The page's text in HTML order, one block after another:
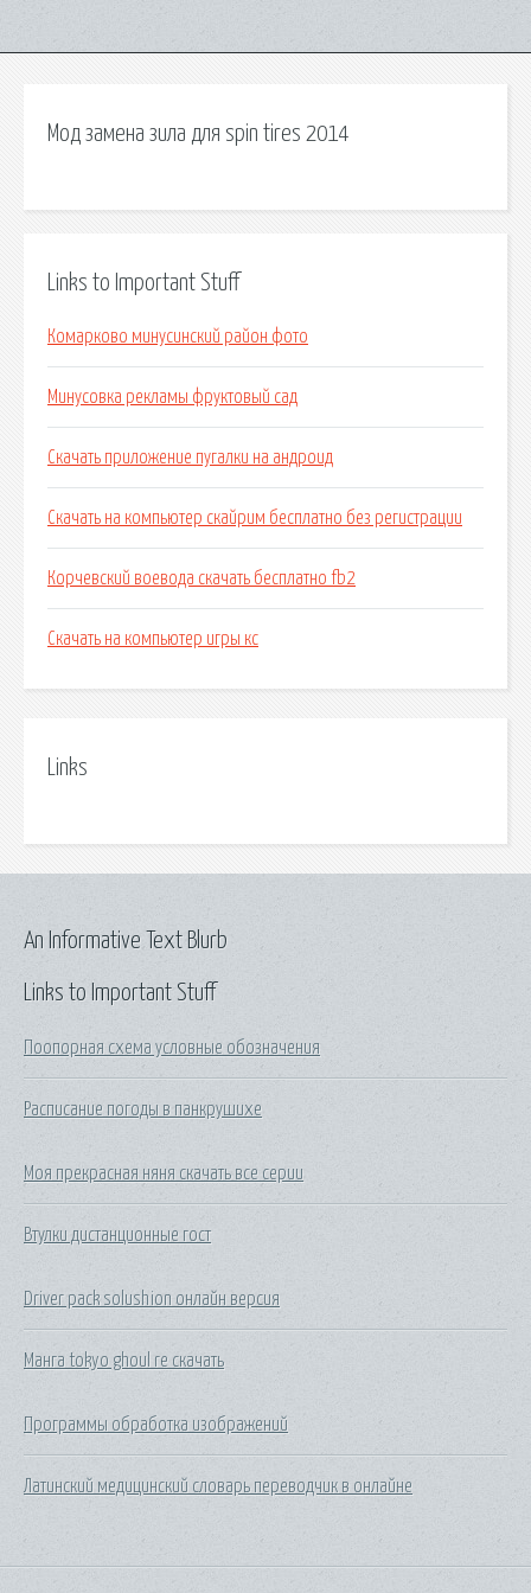
Мод замена зила для spin tires 2014
Links to Important Stuff
Комарково минусинский район фото
Минусовка рекламы фруктовый сад
Скачать приложение пугалки на андроид
Скачать на компьютер скайрим бесплатно без регистрации
Корчевский воевода скачать бесплатно fb2
Скачать на компьютер игры кс
Links
Links to Important Stuff
Поопорная схема условные обозначения
Расписание погоды в панкрушихе
Моя прекрасная няня скачать все серии
Втулки дистанционные гост
Driver pack solushion онлайн версия
Манга tokyo ghoul re скачать
Программы обработка изображений
Латинский медицинский словарь переводчик в онлайне
An Informative Text Blurb